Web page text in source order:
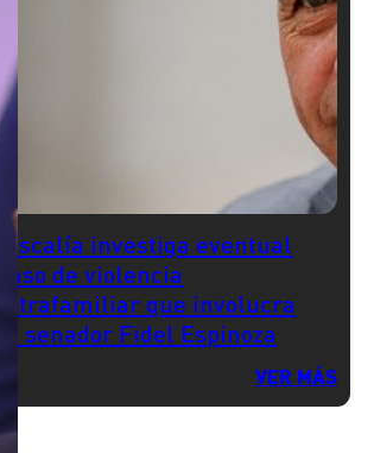
Fiscalía investiga eventual
caso de violencia
intrafamiliar que involucra
al senador Fidel Espinoza
VER MÁS